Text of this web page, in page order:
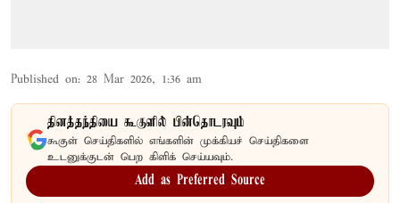
Published on: 28 Mar 2026, 1:36 am
தினத்தந்தியை கூகுளில் பின்தொடரவும்
கூகுள் செய்திகளில் எங்களின் முக்கியச் செய்திகளை
உடனுக்குடன் பெற கிளிக் செய்யவும்.
Add as Preferred Source